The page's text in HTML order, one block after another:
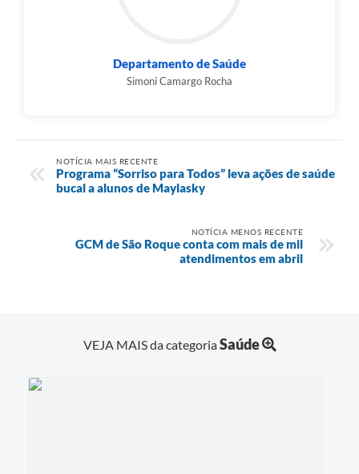
Departamento de Saúde
Simoni Camargo Rocha
NOTÍCIA MAIS RECENTE
Programa “Sorriso para Todos” leva ações de saúde
bucal a alunos de Maylasky
NOTÍCIA MENOS RECENTE
GCM de São Roque conta com mais de mil
atendimentos em abril
VEJA MAIS da categoriaSaúde